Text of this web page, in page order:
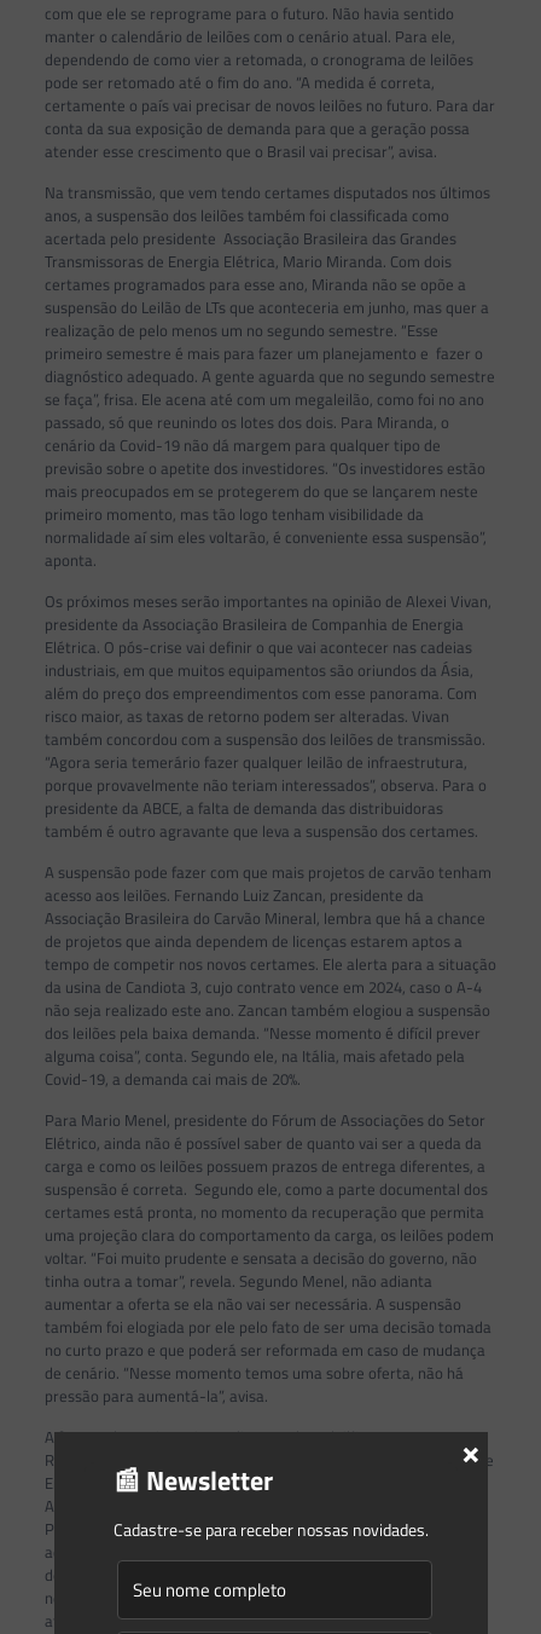
com que ele se reprograme para o futuro. Não havia sentido
manter o calendário de leilões com o cenário atual. Para ele,
dependendo de como vier a retomada, o cronograma de leilões
pode ser retomado até o fim do ano. “A medida é correta,
certamente o país vai precisar de novos leilões no futuro. Para dar
conta da sua exposição de demanda para que a geração possa
atender esse crescimento que o Brasil vai precisar”, avisa.
Na transmissão, que vem tendo certames disputados nos últimos
anos, a suspensão dos leilões também foi classificada como
acertada pelo presidente Associação Brasileira das Grandes
Transmissoras de Energia Elétrica, Mario Miranda. Com dois
certames programados para esse ano, Miranda não se opõe a
suspensão do Leilão de LTs que aconteceria em junho, mas quer a
realização de pelo menos um no segundo semestre. “Esse
primeiro semestre é mais para fazer um planejamento e fazer o
diagnóstico adequado. A gente aguarda que no segundo semestre
se faça”, frisa. Ele acena até com um megaleilão, como foi no ano
passado, só que reunindo os lotes dos dois. Para Miranda, o
cenário da Covid-19 não dá margem para qualquer tipo de
previsão sobre o apetite dos investidores. “Os investidores estão
mais preocupados em se protegerem do que se lançarem neste
primeiro momento, mas tão logo tenham visibilidade da
normalidade aí sim eles voltarão, é conveniente essa suspensão”,
aponta.
Os próximos meses serão importantes na opinião de Alexei Vivan,
presidente da Associação Brasileira de Companhia de Energia
Elétrica. O pós-crise vai definir o que vai acontecer nas cadeias
industriais, em que muitos equipamentos são oriundos da Ásia,
além do preço dos empreendimentos com esse panorama. Com
risco maior, as taxas de retorno podem ser alteradas. Vivan
também concordou com a suspensão dos leilões de transmissão.
“Agora seria temerário fazer qualquer leilão de infraestrutura,
porque provavelmente não teriam interessados”, observa. Para o
presidente da ABCE, a falta de demanda das distribuidoras
também é outro agravante que leva a suspensão dos certames.
A suspensão pode fazer com que mais projetos de carvão tenham
acesso aos leilões. Fernando Luiz Zancan, presidente da
Associação Brasileira do Carvão Mineral, lembra que há a chance
de projetos que ainda dependem de licenças estarem aptos a
tempo de competir nos novos certames. Ele alerta para a situação
da usina de Candiota 3, cujo contrato vence em 2024, caso o A-4
não seja realizado este ano. Zancan também elogiou a suspensão
dos leilões pela baixa demanda. “Nesse momento é difícil prever
alguma coisa”, conta. Segundo ele, na Itália, mais afetado pela
Covid-19, a demanda cai mais de 20%.
Para Mario Menel, presidente do Fórum de Associações do Setor
Elétrico, ainda não é possível saber de quanto vai ser a queda da
carga e como os leilões possuem prazos de entrega diferentes, a
suspensão é correta. Segundo ele, como a parte documental dos
certames está pronta, no momento da recuperação que permita
uma projeção clara do comportamento da carga, os leilões podem
voltar. “Foi muito prudente e sensata a decisão do governo, não
tinha outra a tomar”, revela. Segundo Menel, não adianta
aumentar a oferta se ela não vai ser necessária. A suspensão
também foi elogiada por ele pelo fato de ser uma decisão tomada
no curto prazo e que poderá ser reformada em caso de mudança
de cenário. “Nesse momento temos uma sobre oferta, não há
pressão para aumentá-la”, avisa.
A fonte solar teria projetos disputando os leilões A-4 e A-6.
Rodrigo Sauaia, presidente-executivo da Associação Brasileira de
Energia Solar Fotovoltaica via uma demanda mais fraca no leilão
A-4, o que acabaria refletindo no planejamento do governo.
Porém para o leilão A-6, ele vê perspectiva de demanda e
acredita na realização do certame. “Ele
demanda para uma parcela de anos que não tem contratação
nenhuma”, aponta. Segundo ele, a fonte no Brasil continua
atrativa para os investidores.
📰 Newsletter
Cadastre-se para receber nossas novidades.
×